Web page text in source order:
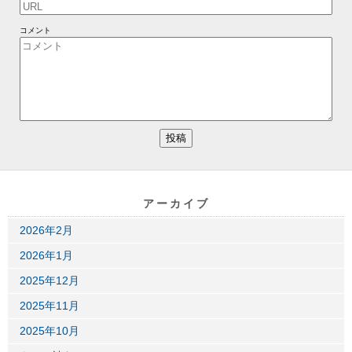
コメント
アーカイブ
2026年2月
2026年1月
2025年12月
2025年11月
2025年10月